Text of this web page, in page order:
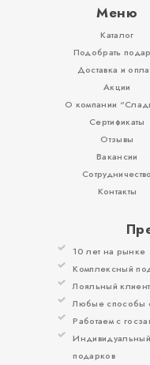
Меню
Каталог
Подобрать
Доставка и
Акции
О компании
Сертификаты
Отзывы
Вакансии
Сотрудничество
Контакты
10 лет на рынке
Комплексный
Лояльный
Любые способы
Работаем с
подарков